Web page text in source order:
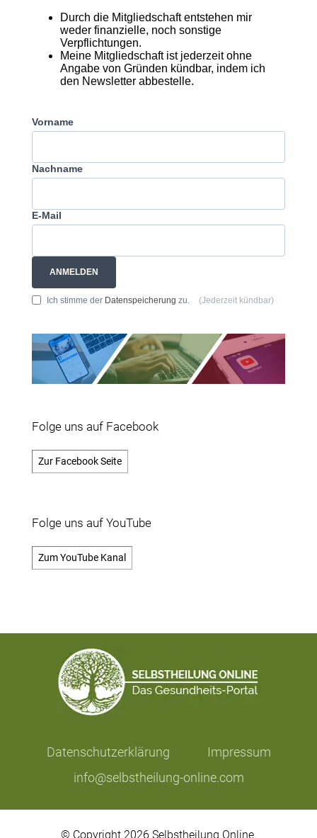
Durch die Mitgliedschaft entstehen mir
weder finanzielle, noch sonstige
Verpflichtungen.
Meine Mitgliedschaft ist jederzeit ohne
Angabe von Gründen kündbar, indem ich
den Newsletter abbestelle.
Vorname
Nachname
E-Mail
ANMELDEN
Ich stimme der Datenspeicherung zu. (Jederzeit kündbar)
Folge uns auf Facebook
Zur Facebook Seite
Folge uns auf YouTube
Zum YouTube Kanal
Datenschutzerklärung
Impressum
info@selbstheilung-online.com
© Copyright 2026 Selbstheilung Online.